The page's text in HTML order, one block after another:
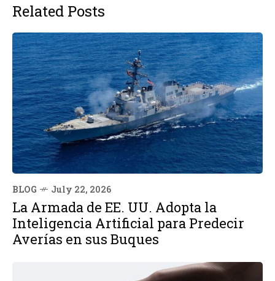
Related Posts
BLOG July 22, 2026
La Armada de EE. UU. Adopta la
Inteligencia Artificial para Predecir
Averías en sus Buques